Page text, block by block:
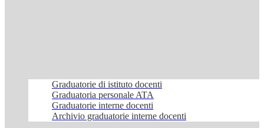
Graduatorie di istituto docenti
Graduatoria personale ATA
Graduatorie interne docenti
Archivio graduatorie interne docenti